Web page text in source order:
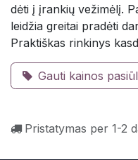
dėti į įrankių vežimėlį.
leidžia greitai pradėti
Praktiškas rinkinys
Gauti kainos
Pristatymas per 1-2